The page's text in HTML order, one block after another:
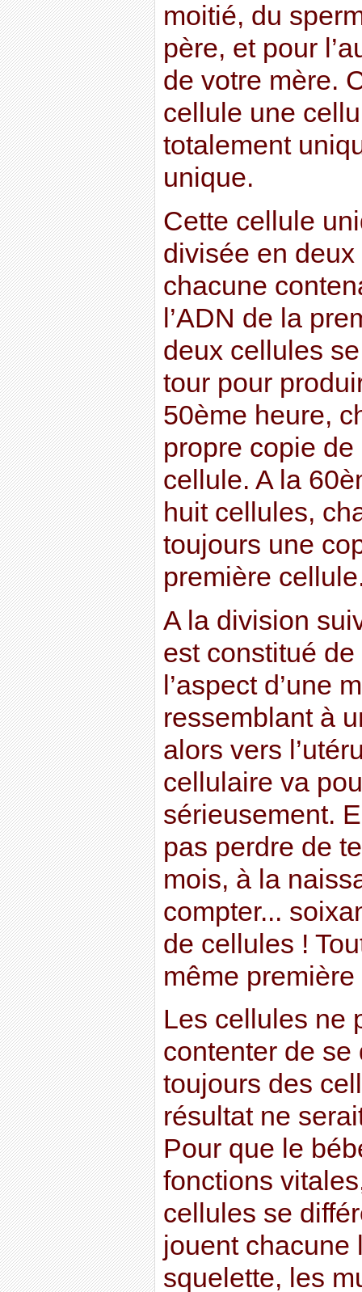
moitié, du
père, et pour
de votre mère.
cellule une
totalement
unique.
Cette cellule
divisée en
chacune
l’ADN de la
deux cellules
tour pour
50ème heure,
propre copie de
cellule. A la
huit cellules,
toujours une
première
A la division
est constitué
l’aspect d’une
ressemblant à
alors vers
cellulaire va
sérieusement.
pas perdre de
mois, à la
compter...
de cellules !
même
Les cellules ne
contenter de se
toujours des
résultat ne
Pour que le
fonctions
cellules se
jouent chacune
squelette, les